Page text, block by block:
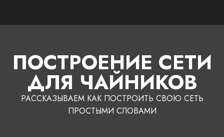
ПОСТРОЕНИЕ СЕТИ
ДЛЯ ЧАЙНИКОВ
РАССКАЗЫВАЕМ КАК ПОСТРОИТЬ СВОЮ СЕТЬ
ПРОСТЫМИ СЛОВАМИ